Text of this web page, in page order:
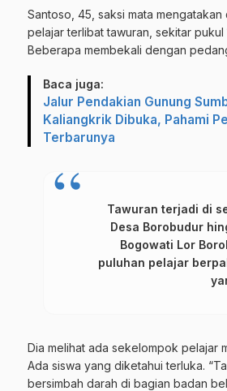
Santoso, 45, saksi mata
pelajar terlibat tawuran, sekitar pukul
Beberapa membekali dengan
Baca juga:
Jalur Pendakian Gunung
Kaliangkrik Dibuka, Pahami
Terbarunya
Tawuran terjadi di
Desa Borobudur
Bogowati Lor
puluhan pelajar
Dia melihat ada sekelompok pelajar
Ada siswa yang diketahui terluka.
bersimbah darah di bagian badan